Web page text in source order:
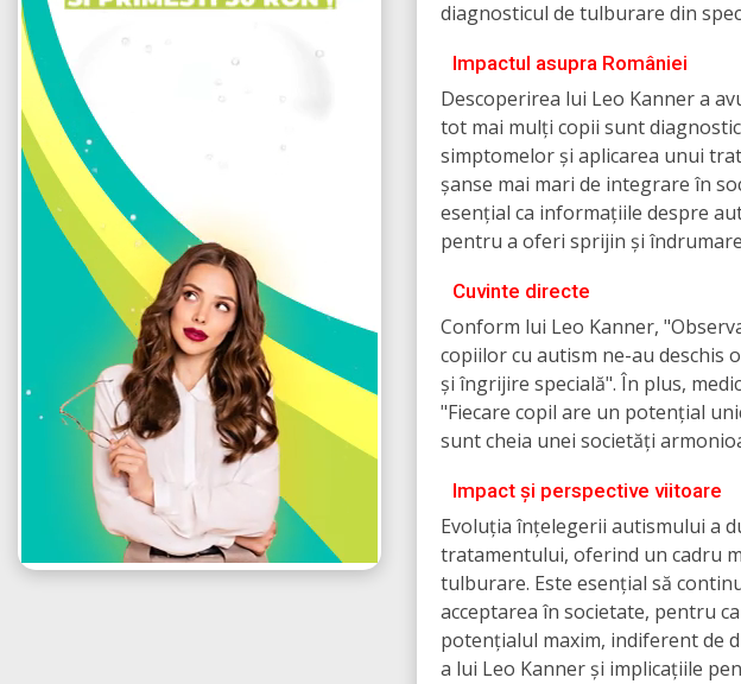
diagnosticul de tulburare din
Impactul asupra României
Descoperirea lui Leo Kanner a
tot mai mulți copii sunt
simptomelor și aplicarea unui
șanse mai mari de integrare în
esențial ca informațiile despre
pentru a oferi sprijin și
Cuvinte directe
Conform lui Leo Kanner,
copiilor cu autism ne-au deschis
și îngrijire specială". În plus,
"Fiecare copil are un potențial
sunt cheia unei societăți
Impact și perspective viitoare
Evoluția înțelegerii autismului a
tratamentului, oferind un cadru
tulburare. Este esențial să
acceptarea în societate, pentru
potențialul maxim, indiferent de
a lui Leo Kanner și implicațiile